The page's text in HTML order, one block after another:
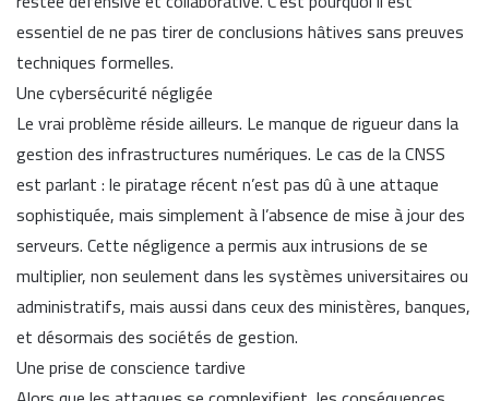
essentiel de ne pas tirer de conclusions hâtives sans preuves
techniques formelles.
Une cybersécurité négligée
Le vrai problème réside ailleurs. Le manque de rigueur dans la
gestion des infrastructures numériques. Le cas de la CNSS
est parlant : le piratage récent n’est pas dû à une attaque
sophistiquée, mais simplement à l’absence de mise à jour des
serveurs. Cette négligence a permis aux intrusions de se
multiplier, non seulement dans les systèmes universitaires ou
administratifs, mais aussi dans ceux des ministères, banques,
et désormais des sociétés de gestion.
Une prise de conscience tardive